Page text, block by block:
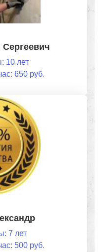
10 лет
650 руб.
7 лет
500 руб.